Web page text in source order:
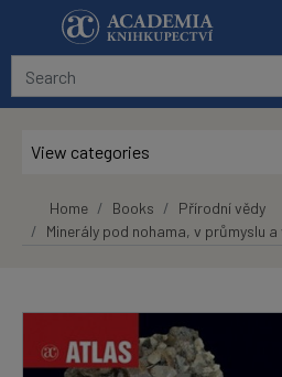
Skip to main content
View categories
Home Books
Přírodní vědy
Minerály pod nohama, v průmyslu